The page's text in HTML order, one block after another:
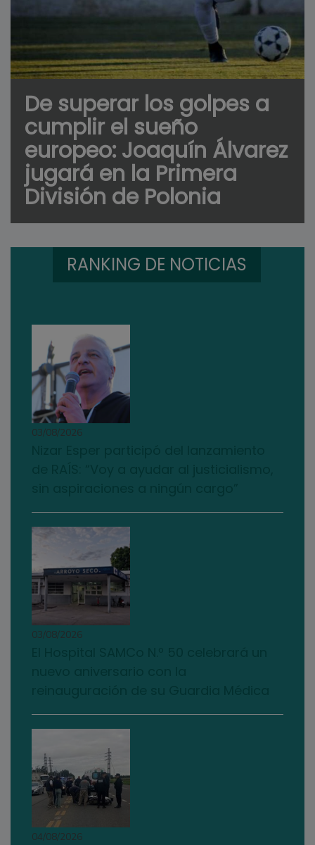
De superar los golpes a
cumplir el sueño
europeo: Joaquín Álvarez
jugará en la Primera
División de Polonia
RANKING DE NOTICIAS
03/08/2026
03/08/2026
04/08/2026